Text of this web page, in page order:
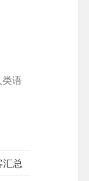
类语
总